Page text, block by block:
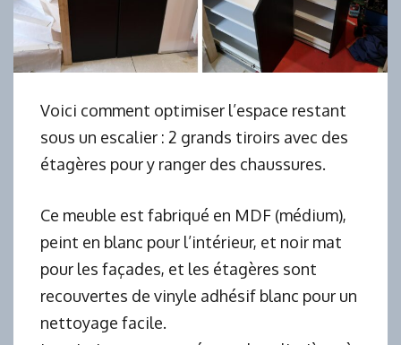
Voici comment optimiser l’espace restant
sous un escalier : 2 grands tiroirs avec des
étagères pour y ranger des chaussures.
Ce meuble est fabriqué en MDF (médium),
peint en blanc pour l’intérieur, et noir mat
pour les façades, et les étagères sont
recouvertes de vinyle adhésif blanc pour un
nettoyage facile.